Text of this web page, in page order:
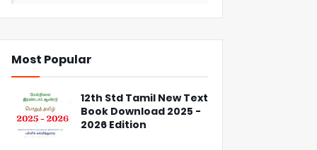
Most Popular
12th Std Tamil New Text
Book Download 2025 -
2026 Edition